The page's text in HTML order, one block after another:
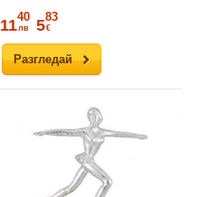
Разгледай
1140
лв 583
€